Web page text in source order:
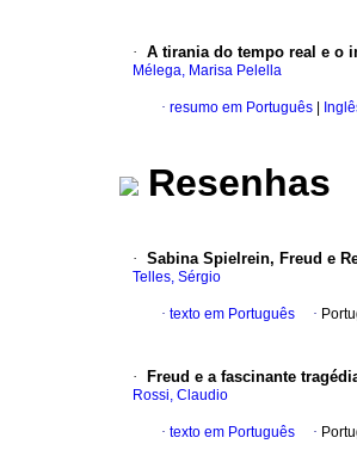
· A tirania do tempo real e o
Mélega, Marisa Pelella
· resumo em Português
Resenhas
· Sabina Spielrein, Freud e
Telles, Sérgio
· texto em Português ·
· Freud e a fascinante
Rossi, Claudio
· texto em Português ·